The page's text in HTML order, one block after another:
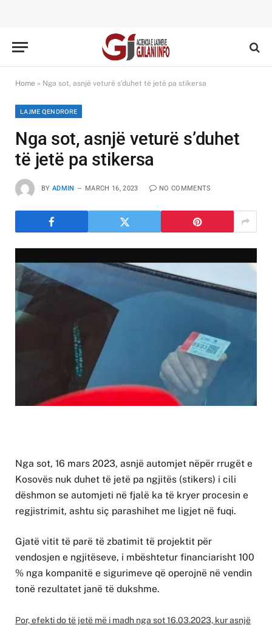
Home » Nga sot, asnjë veturë s’duhet të jetë pa stikersa
LAJME QENDRORE
Nga sot, asnjë veturë s’duhet
të jetë pa stikersa
BY ADMIN MARCH 16, 2023 NO COMMENTS
Nga sot, 16 mars 2023, asnjë automjet nëpër rrugët e
Kosovës nuk duhet të jetë pa ngjitës (stikers) i cili
dëshmon se automjeti në fjalë ka të kryer procesin e
regjistrimit, ashtu siç parashihet me ligjet në fuqi.
Gjatë vitit të parë të zbatimit të projektit për
vendosjen e ngjitëseve, i mbështetur financiarisht 100
% nga kompanitë e sigurimeve që operojnë në vendin
tonë rezultatet janë të dukshme.
Por, efekti do të jetë më i madh nga sot 16.03.2023, kur asnjë